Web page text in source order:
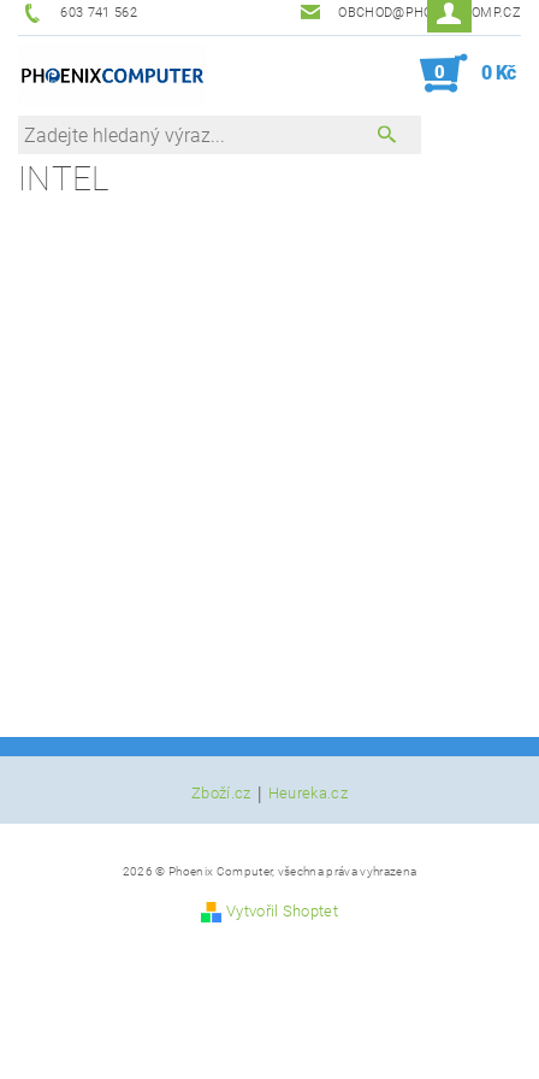
603 741 562 OBCHOD@PHOENIXCOMP.CZ
0 0 Kč
INTEL
Zboží.cz | Heureka.cz
2026 © Phoenix Computer, všechna práva vyhrazena
Vytvořil Shoptet